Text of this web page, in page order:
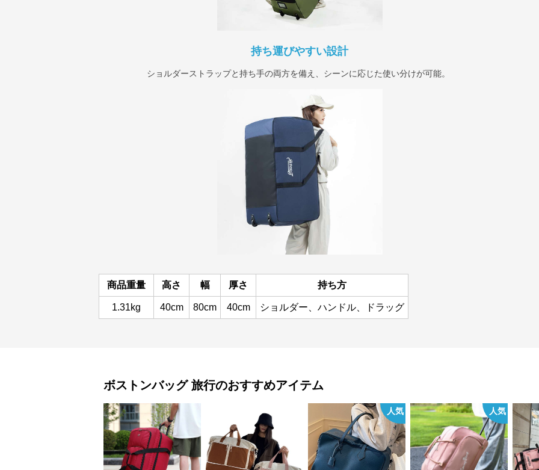
持ち運びやすい設計
ショルダーストラップと持ち手の両方を備え、シーンに応じた使い分けが可能。
商品重量 高さ 幅 厚さ 持ち方
1.31kg 40cm 80cm 40cm ショルダー、ハンドル、ドラッグ
ボストンバッグ 旅行のおすすめアイテム
人気 人気